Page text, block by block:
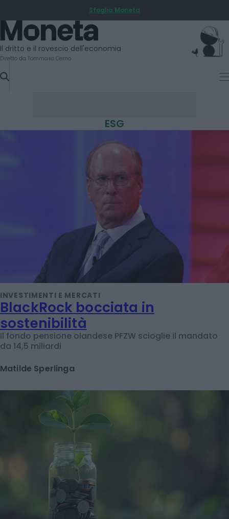
TO
CONTENT
Sfoglia Moneta
Moneta
Il dritto e il rovescio dell'economia
Diretto da Tommaso Cerno
ESG
INVESTIMENTI E MERCATI
BlackRock bocciata in
sostenibilità
Il fondo pensione olandese PFZW scioglie il mandato
da 14,5 miliardi
Matilde Sperlinga